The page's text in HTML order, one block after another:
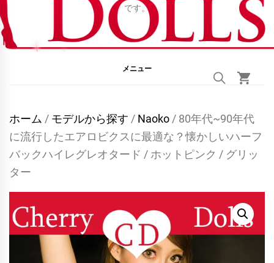
ッ
プ
です。
メニュー
ホーム / モデルから探す / Naoko / 80年代~90年代
に流行したエアロビクスに最適な？懐かしいハーフ
バックハイレグレオタード / ホットピンク / グリッ
ター